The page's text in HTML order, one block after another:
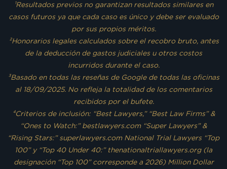
¹Resultados previos no garantizan resultados similares en
casos futuros ya que cada caso es único y debe ser evaluado
por sus propios méritos.
²Honorarios legales calculados sobre el recobro bruto, antes
de la deducción de gastos judiciales u otros costos
incurridos durante el caso.
³Basado en todas las reseñas de Google de todas las oficinas
al 18/09/2025. No refleja la totalidad de los comentarios
recibidos por el bufete.
⁴Criterios de inclusión: “Best Lawyers,” “Best Law Firms” &
“Ones to Watch:” bestlawyers.com “Super Lawyers” &
“Rising Stars:” superlawyers.com National Trial Lawyers “Top
100” y “Top 40 Under 40:” thenationaltriallawyers.org (la
designación “Top 100” corresponde a 2026) Million Dollar